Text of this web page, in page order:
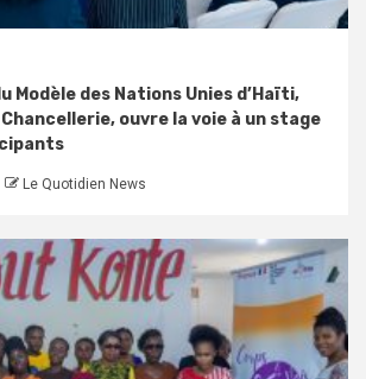
Modèle des Nations Unies d’Haïti,
ouvre la voie à un stage
Le Quotidien News